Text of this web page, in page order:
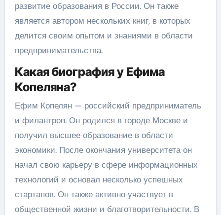
развитие образования в России. Он также
является автором нескольких книг, в которых
делится своим опытом и знаниями в области
предпринимательства.
Какая биография у Ефима
Копеляна?
Ефим Копелян — российский предприниматель
и филантроп. Он родился в городе Москве и
получил высшее образование в области
экономики. После окончания университета он
начал свою карьеру в сфере информационных
технологий и основал несколько успешных
стартапов. Он также активно участвует в
общественной жизни и благотворительности. В